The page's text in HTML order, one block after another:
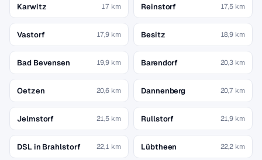
Karwitz 17 km Reinstorf 17,5 km
Vastorf 17,9 km Besitz 18,9 km
Bad Bevensen 19,9 km Barendorf 20,3 km
Oetzen 20,6 km Dannenberg 20,7 km
Jelmstorf 21,5 km Rullstorf 21,9 km
DSL in Brahlstorf 22,1 km Lübtheen 22,2 km